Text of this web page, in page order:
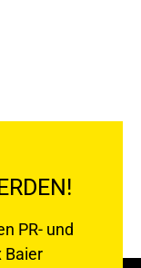
PR- und
Baier